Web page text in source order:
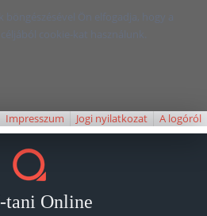
böngészésével Ön elfogadja, hogy a
cookie-kat használunk.
Impresszum Jogi nyilatkozat A logóról
tani Online